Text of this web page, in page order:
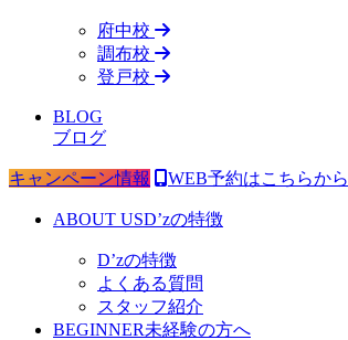
府中校
調布校
登戸校
BLOG
ブログ
キャンペーン情報 WEB予約はこちらから
ABOUT USD’zの特徴
D’zの特徴
よくある質問
スタッフ紹介
BEGINNER未経験の方へ